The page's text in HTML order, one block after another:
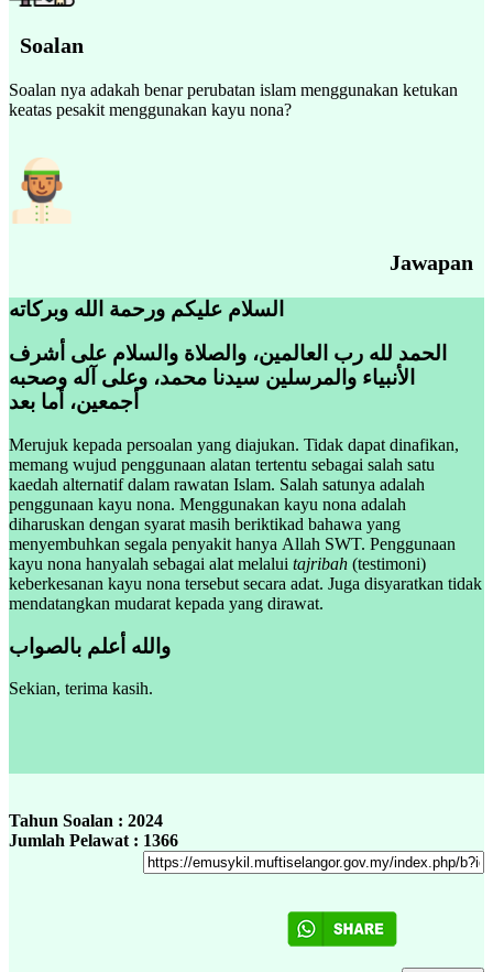
Soalan
Soalan nya adakah benar perubatan islam menggunakan ketukan
keatas pesakit menggunakan kayu nona?
Jawapan
السلام عليكم ورحمة الله وبركاته
الحمد لله رب العالمين، والصلاة والسلام على أشرف
الأنبياء والمرسلين سيدنا محمد، وعلى آله وصحبه
أجمعين، أما بعد
Merujuk kepada persoalan yang diajukan. Tidak dapat dinafikan,
memang wujud penggunaan alatan tertentu sebagai salah satu
kaedah alternatif dalam rawatan Islam. Salah satunya adalah
penggunaan kayu nona. Menggunakan kayu nona adalah
diharuskan dengan syarat masih beriktikad bahawa yang
menyembuhkan segala penyakit hanya Allah SWT. Penggunaan
kayu nona hanyalah sebagai alat melalui tajribah (testimoni)
keberkesanan kayu nona tersebut secara adat. Juga disyaratkan tidak
mendatangkan mudarat kepada yang dirawat.
والله أعلم بالصواب
Sekian, terima kasih.
Tahun Soalan : 2024
Jumlah Pelawat : 1366